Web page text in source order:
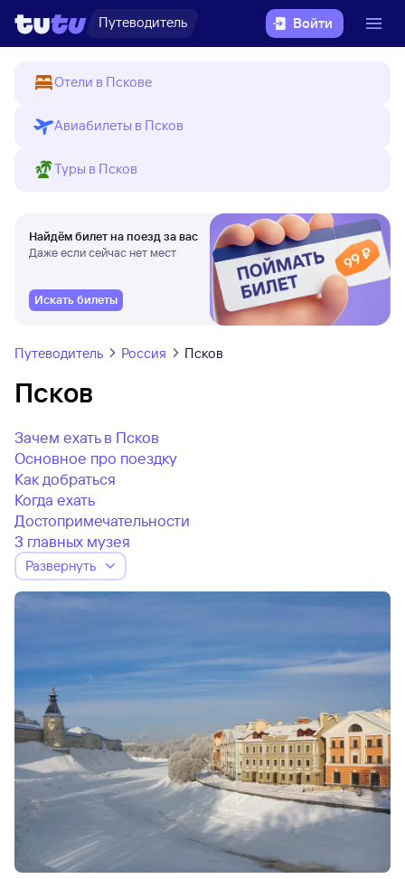
Путеводитель Войти
Отели в Пскове
Авиабилеты в Псков
Туры в Псков
Найдём билет на поезд за вас
Даже если сейчас нет мест
Искать билеты
Путеводитель Россия Псков
Псков
Зачем ехать в Псков
Основное про поездку
Как добраться
Когда ехать
Достопримечательности
3 главных музея
Развернуть